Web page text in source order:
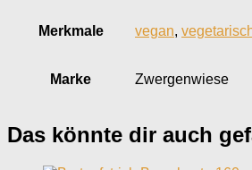
Merkmale vegan,
Marke Zwergenwiese
Das könnte dir auch